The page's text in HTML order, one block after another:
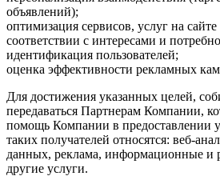
объявлений);
оптимизация сервисов, услуг на
соответствии с интересами и
идентификация пользователей;
оценка эффективности рекламных
Для достижения указанных целей,
передаваться Партнерам Компании,
помощь Компании в предоставлении
таких получателей относятся: веб-
данных, реклама, информационные и
другие услуги.